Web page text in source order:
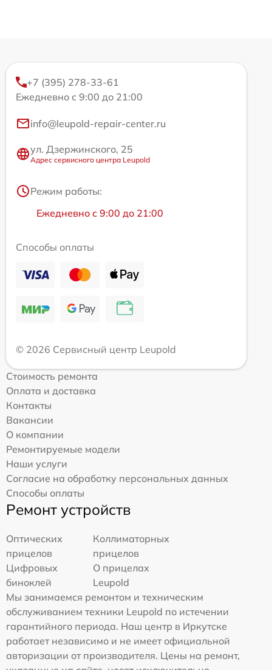
+7 (395) 278-33-61
Ежедневно с 9:00 до 21:00
info@leupold-repair-center.ru
ул. Дзержинского, 25
Адрес сервисного центра Leupold
Режим работы:
Ежедневно с 9:00 до 21:00
Способы оплаты
© 2026 Сервисный центр Leupold
Стоимость ремонта
Оплата и доставка
Контакты
Вакансии
О компании
Ремонтируемые модели
Наши услуги
Согласие на обработку персональных данных
Способы оплаты
Ремонт устройств
Оптических
прицелов
Коллиматорных
прицелов
Цифровых
биноклей
О прицелах
Leupold
Мы занимаемся ремонтом и техническим
обслуживанием техники Leupold по истечении
гарантийного периода. Наш центр в Иркутске
работает независимо и не имеет официальной
авторизации от производителя. Цены на ремонт,